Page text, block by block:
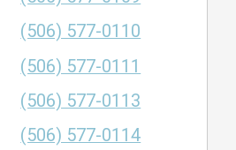
(506) 577-0110
(506) 577-0111
(506) 577-0113
(506) 577-0114